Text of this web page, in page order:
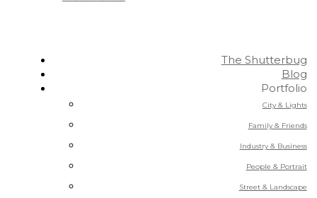
The Shutterbug
Blog
Portfolio
City & Lights
Family & Friends
Industry & Business
People & Portrait
Street & Landscape